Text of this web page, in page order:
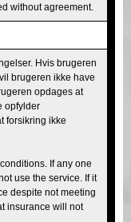
without agreement.
Hvis brugeren
brugeren ikke have
opdages at
opfylder
forsikring ikke
If any one
use the service. If it
despite not meeting
insurance will not